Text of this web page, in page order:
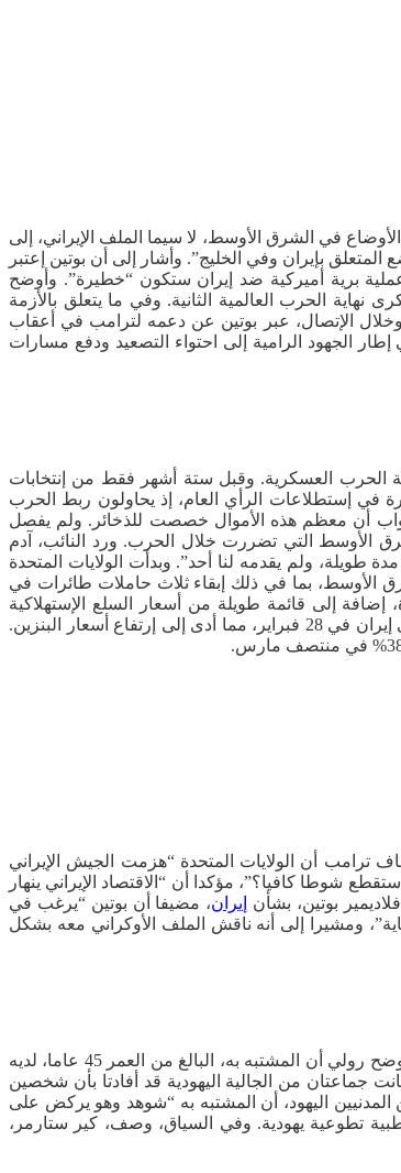
في الشرق الأوسط، لا سيما الملف الإيراني، إلى
بإيران وفي الخليج”. وأشار إلى أن بوتين إعتبر
برية أميركية ضد إيران ستكون “خطيرة”. وأوضح
نهاية الحرب العالمية الثانية. وفي ما يتعلق بالأزمة
وخلال الإتصال، عبر بوتين عن دعمه لترامب في أعقاب
الجهود الرامية إلى احتواء التصعيد ودفع مسارات
25 مليار دولار، مقدما بذلك أول تقدير رسمي لتكلفة الحرب العسكرية. وقبل ستة أشهر فقط من إنتخابات
في إستطلاعات الرأي العام، إذ يحاولون ربط الحرب
أن معظم هذه الأموال خصصت للذخائر. ولم يفصل
الأوسط التي تضررت خلال الحرب. ورد النائب، آدم
طويلة، ولم يقدمه لنا أحد”. وبدأت الولايات المتحدة
الشرق الأوسط، بما في ذلك إبقاء ثلاث حاملات طائرات في
إضافة إلى قائمة طويلة من أسعار السلع الإستهلاكية
المرتفعة الأخرى. وقتل 13 جنديا أمريكيا في النزاع، وأُصيب المئات. وتراجعت شعبية ترامب بشكل حاد منذ أن شنت الولايات المتحدة وإسرائيل حربا على إيران في 28 فبراير، مما أدى إلى إرتفاع أسعار البنزين.
ترامب أن الولايات المتحدة “هزمت الجيش الإيراني
شوطا كافيا؟”، مؤكدا أن “الاقتصاد الإيراني ينهار
بوتين، بشأن
إيران، مضيفا أن بوتين “يرغب في
ومشيرا إلى أنه ناقش الملف الأوكراني معه بشكل
أعلنت شرطة العاصمة البريطانية على لسان، مارك رولي، يوم أمس الأربعاء، أن واقعة الطعن التي شهدتها لندن نفذها شخص يعاني مشكلات نفسية. وأوضح رولي أن المشتبه به، البالغ من العمر 45 عاما، لديه
جماعتان من الجالية اليهودية قد أفادتا بأن شخصين
اليهود، أن المشتبه به “شوهد وهو يركض على
تطوعية يهودية. وفي السياق، وصف، كير ستارمر،